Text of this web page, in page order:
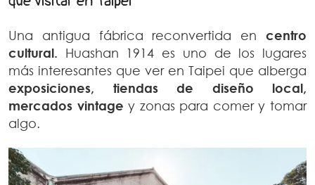
Una antigua fábrica reconvertida en centro
cultural. Huashan 1914 es uno de los lugares
más interesantes que ver en Taipei que alberga
exposiciones, tiendas de diseño local,
mercados vintage y zonas para comer y tomar
algo.